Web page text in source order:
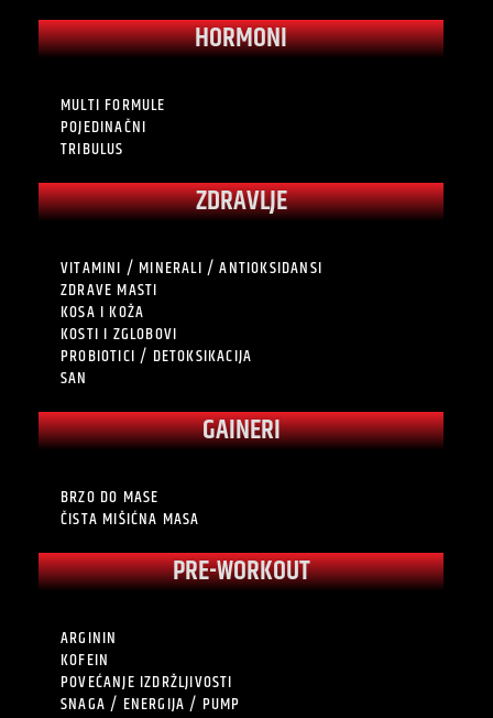
HORMONI
MULTI FORMULE
POJEDINAČNI
TRIBULUS
ZDRAVLJE
VITAMINI / MINERALI / ANTIOKSIDANSI
ZDRAVE MASTI
KOSA I KOŽA
KOSTI I ZGLOBOVI
PROBIOTICI / DETOKSIKACIJA
SAN
GAINERI
BRZO DO MASE
ČISTA MIŠIĆNA MASA
PRE-WORKOUT
ARGININ
KOFEIN
POVEĆANJE IZDRŽLJIVOSTI
SNAGA / ENERGIJA / PUMP